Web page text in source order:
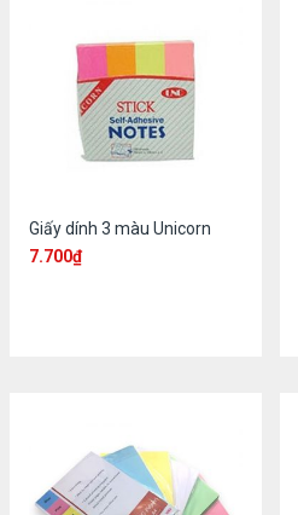
Giấy dính 3 màu Unicorn
7.700₫